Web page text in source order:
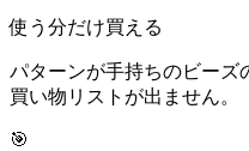
使う分だけ買える
パターンが手持ちのビーズ
買い物リストが出ません。
🎯